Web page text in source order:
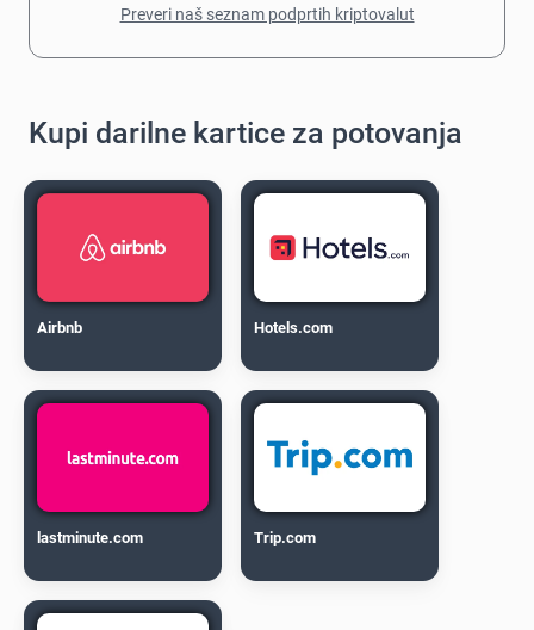
Preveri naš seznam podprtih kriptovalut
Kupi darilne kartice za potovanja
Airbnb Hotels.com
lastminute.com Trip.com